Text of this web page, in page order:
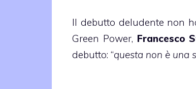
Il debutto deludente non
Green Power, Francesco
debutto: “questa non è una